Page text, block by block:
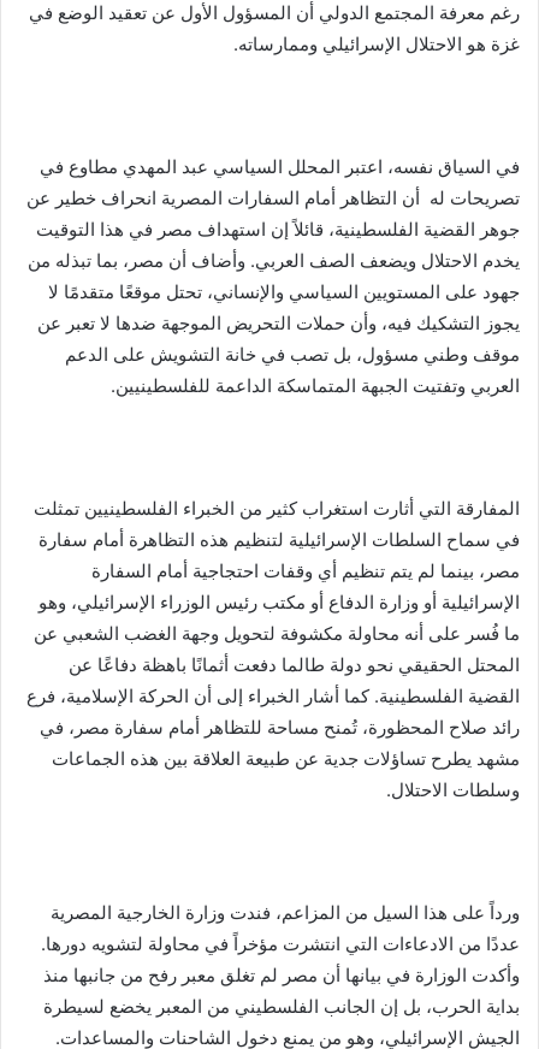
رغم معرفة المجتمع الدولي أن المسؤول الأول عن تعقيد الوضع في
غزة هو الاحتلال الإسرائيلي وممارساته.
في السياق نفسه، اعتبر المحلل السياسي عبد المهدي مطاوع في
تصريحات له أن التظاهر أمام السفارات المصرية انحراف خطير عن
جوهر القضية الفلسطينية، قائلاً إن استهداف مصر في هذا التوقيت
يخدم الاحتلال ويضعف الصف العربي. وأضاف أن مصر، بما تبذله من
جهود على المستويين السياسي والإنساني، تحتل موقعًا متقدمًا لا
يجوز التشكيك فيه، وأن حملات التحريض الموجهة ضدها لا تعبر عن
موقف وطني مسؤول، بل تصب في خانة التشويش على الدعم
العربي وتفتيت الجبهة المتماسكة الداعمة للفلسطينيين.
المفارقة التي أثارت استغراب كثير من الخبراء الفلسطينيين تمثلت
في سماح السلطات الإسرائيلية لتنظيم هذه التظاهرة أمام سفارة
مصر، بينما لم يتم تنظيم أي وقفات احتجاجية أمام السفارة
الإسرائيلية أو وزارة الدفاع أو مكتب رئيس الوزراء الإسرائيلي، وهو
ما فُسر على أنه محاولة مكشوفة لتحويل وجهة الغضب الشعبي عن
المحتل الحقيقي نحو دولة طالما دفعت أثمانًا باهظة دفاعًا عن
القضية الفلسطينية. كما أشار الخبراء إلى أن الحركة الإسلامية، فرع
رائد صلاح المحظورة، تُمنح مساحة للتظاهر أمام سفارة مصر، في
مشهد يطرح تساؤلات جدية عن طبيعة العلاقة بين هذه الجماعات
وسلطات الاحتلال.
ورداً على هذا السيل من المزاعم، فندت وزارة الخارجية المصرية
عددًا من الادعاءات التي انتشرت مؤخراً في محاولة لتشويه دورها.
وأكدت الوزارة في بيانها أن مصر لم تغلق معبر رفح من جانبها منذ
بداية الحرب، بل إن الجانب الفلسطيني من المعبر يخضع لسيطرة
الجيش الإسرائيلي، وهو من يمنع دخول الشاحنات والمساعدات.